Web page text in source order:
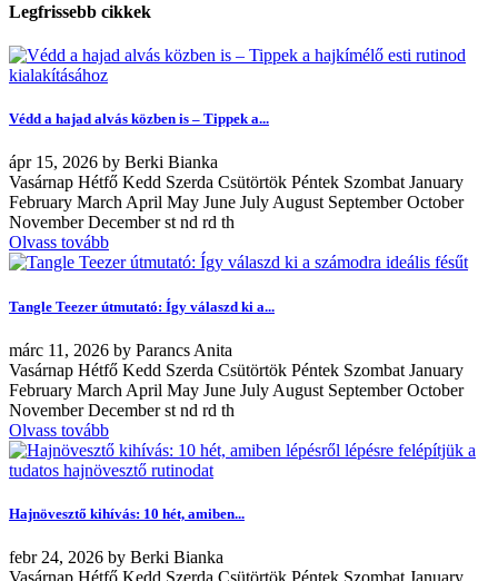
Legfrissebb cikkek
Védd a hajad alvás közben is – Tippek a...
ápr 15, 2026 by Berki Bianka
Vasárnap Hétfő Kedd Szerda Csütörtök Péntek Szombat January
February March April May June July August September October
November December st nd rd th
Olvass tovább
Tangle Teezer útmutató: Így válaszd ki a...
márc 11, 2026 by Parancs Anita
Vasárnap Hétfő Kedd Szerda Csütörtök Péntek Szombat January
February March April May June July August September October
November December st nd rd th
Olvass tovább
Hajnövesztő kihívás: 10 hét, amiben...
febr 24, 2026 by Berki Bianka